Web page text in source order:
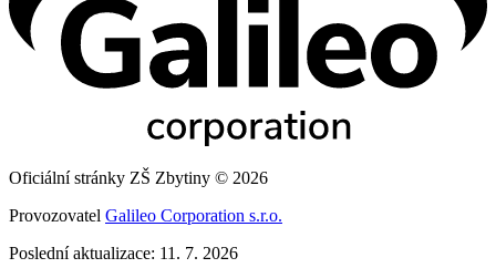
Oficiální stránky ZŠ Zbytiny © 2026
Provozovatel Galileo Corporation s.r.o.
Poslední aktualizace: 11. 7. 2026